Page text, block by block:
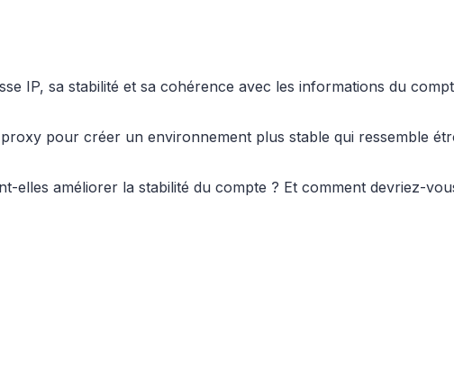
IP, sa stabilité et sa cohérence avec les informations du
pour créer un environnement plus stable qui ressemble
elles améliorer la stabilité du compte ? Et comment devriez-